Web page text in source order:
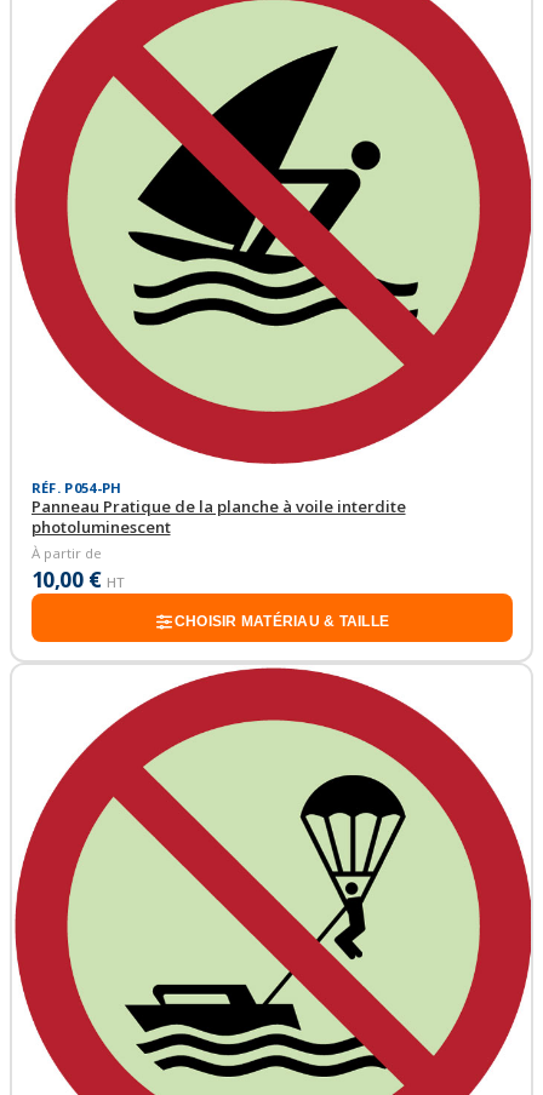
RÉF. P054-PH
Panneau Pratique de la planche à voile interdite
photoluminescent
À partir de
10,00 € HT
CHOISIR MATÉRIAU & TAILLE